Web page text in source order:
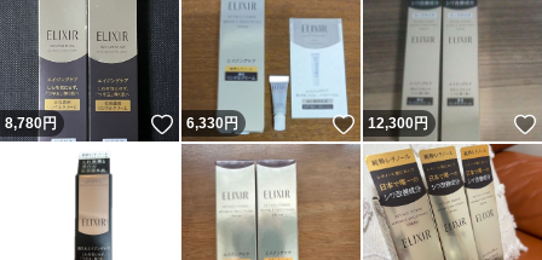
8,780円 いいね！
6,330円 いいね！
12,300円